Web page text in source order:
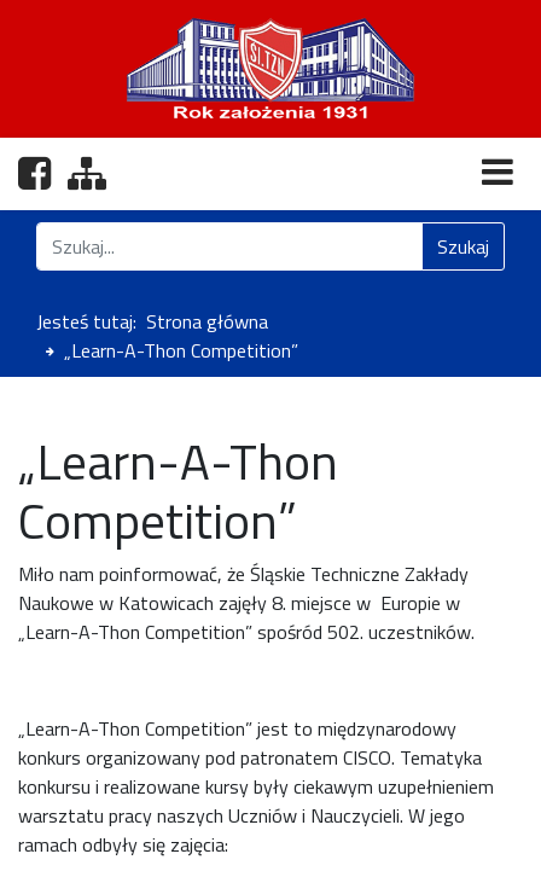
Nasz profil na Facebooku
Jesteś tutaj: Strona główna
„Learn-A-Thon Competition”
Znajdź na stronie Szukaj
„Learn-A-Thon
Competition”
Miło nam poinformować, że Śląskie Techniczne Zakłady
Naukowe w Katowicach zajęły 8. miejsce w Europie w
„Learn-A-Thon Competition” spośród 502. uczestników.
„Learn-A-Thon Competition” jest to międzynarodowy
konkurs organizowany pod patronatem CISCO. Tematyka
konkursu i realizowane kursy były ciekawym uzupełnieniem
warsztatu pracy naszych Uczniów i Nauczycieli. W jego
ramach odbyły się zajęcia: